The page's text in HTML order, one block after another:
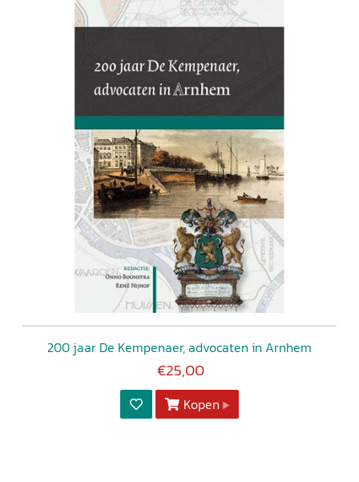
200 jaar De Kempenaer, advocaten in Arnhem
€25,00
Kopen